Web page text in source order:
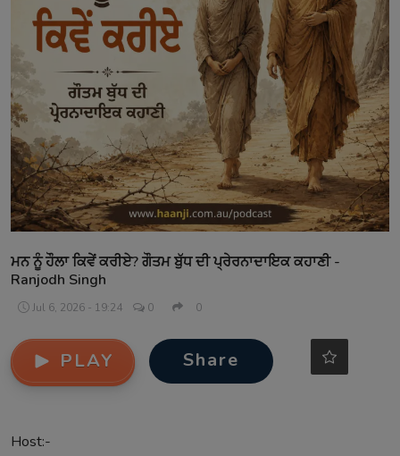
Sponsors
Matrimonial
Event
Contact
ਮਨ ਨੂੰ ਹੌਲਾ ਕਿਵੇਂ ਕਰੀਏ? ਗੌਤਮ ਬੁੱਧ ਦੀ ਪ੍ਰੇਰਨਾਦਾਇਕ ਕਹਾਣੀ -
Ranjodh Singh
Jul 6, 2026 - 19:24 0 0
PLAY Share
Host:-